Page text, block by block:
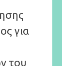
για
του